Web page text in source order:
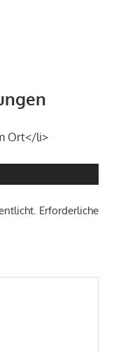
Ort</li>
Erforderliche